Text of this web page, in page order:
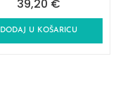
39,20 €
DODAJ U KOŠARICU